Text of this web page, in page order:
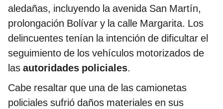
aledañas, incluyendo la avenida San Martín,
prolongación Bolívar y la calle Margarita. Los
delincuentes tenían la intención de dificultar el
seguimiento de los vehículos motorizados de
las autoridades policiales.
Cabe resaltar que una de las camionetas
policiales sufrió daños materiales en sus